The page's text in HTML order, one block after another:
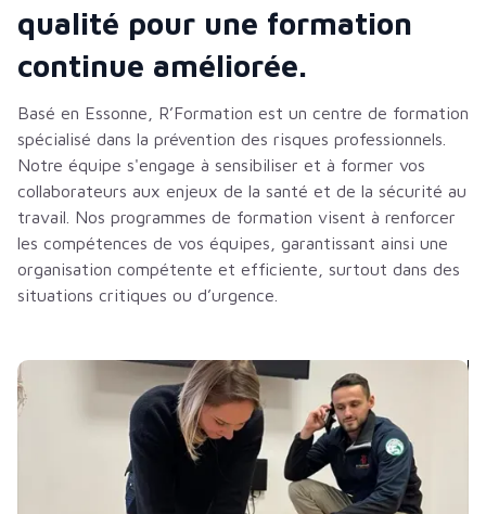
qualité pour une formation
continue améliorée.
Basé en Essonne, R’Formation est un centre de formation
spécialisé dans la prévention des risques professionnels.
Notre équipe s'engage à sensibiliser et à former vos
collaborateurs aux enjeux de la santé et de la sécurité au
travail. Nos programmes de formation visent à renforcer
les compétences de vos équipes, garantissant ainsi une
organisation compétente et efficiente, surtout dans des
situations critiques ou d’urgence.